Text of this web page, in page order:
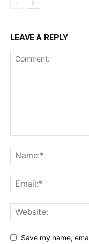
LEAVE A REPLY
Save my name,